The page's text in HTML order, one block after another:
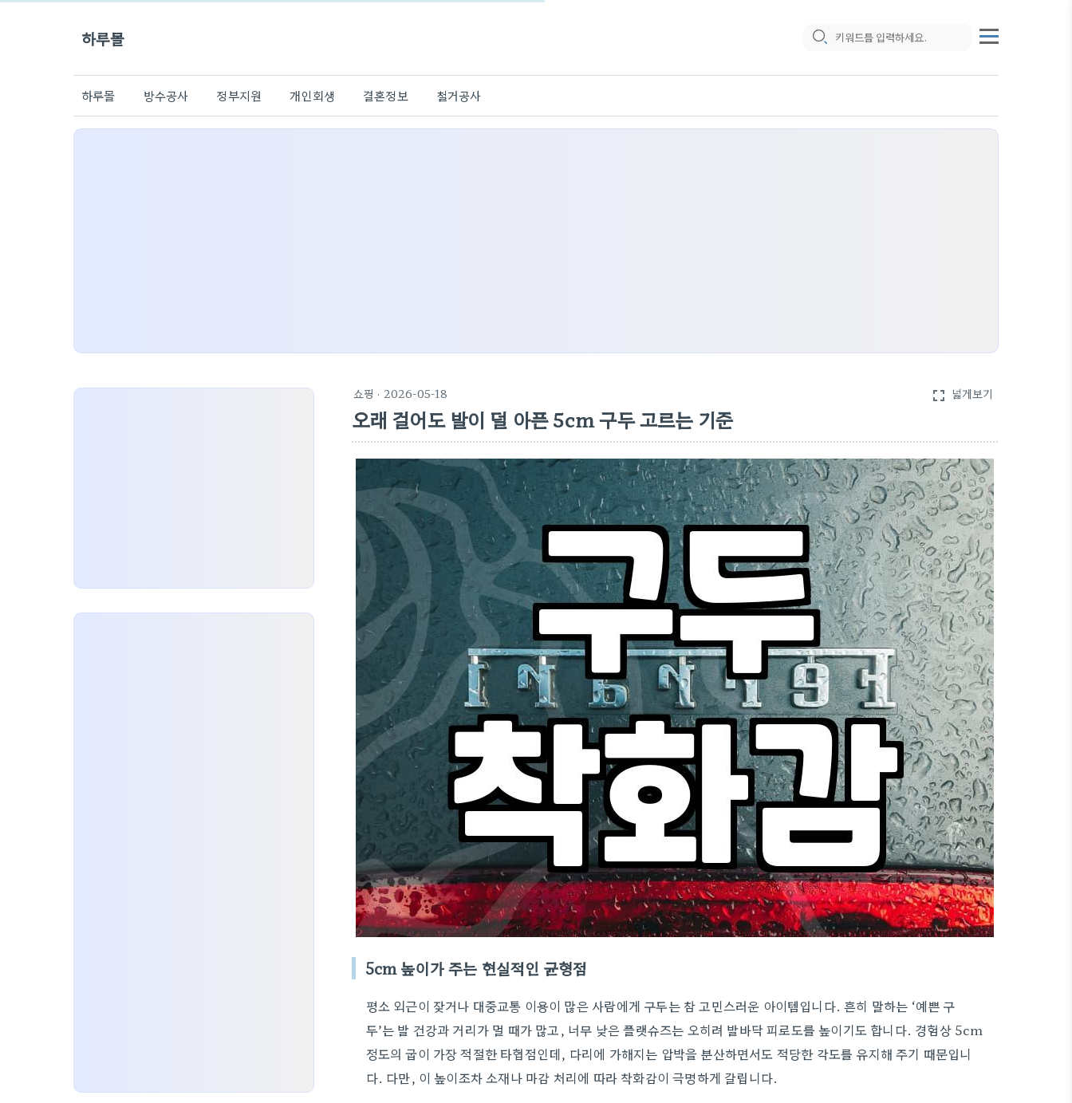
하루몰
하루몰 방수공사 정부지원 개인회생 결혼정보 철거공사
쇼핑 · 2026-05-18 fullscreen 넓게보기
오래 걸어도 발이 덜 아픈 5cm 구두 고르는 기준
5cm 높이가 주는 현실적인 균형점
평소 외근이 잦거나 대중교통 이용이 많은 사람에게 구두는 참 고민스러운 아이템입니다. 흔히 말하는 ‘예쁜 구
두’는 발 건강과 거리가 멀 때가 많고, 너무 낮은 플랫슈즈는 오히려 발바닥 피로도를 높이기도 합니다. 경험상 5cm
정도의 굽이 가장 적절한 타협점인데, 다리에 가해지는 압박을 분산하면서도 적당한 각도를 유지해 주기 때문입니
다. 다만, 이 높이조차 소재나 마감 처리에 따라 착화감이 극명하게 갈립니다.